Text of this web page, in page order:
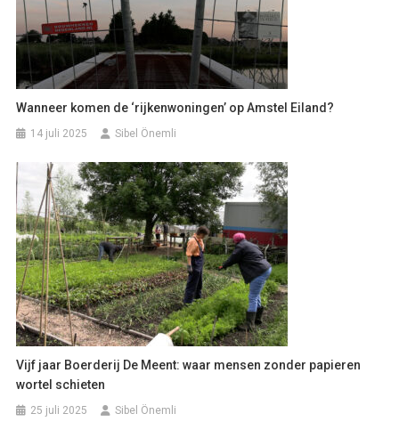
Wanneer komen de ‘rijkenwoningen’ op Amstel Eiland?
14 juli 2025 Sibel Önemli
Vijf jaar Boerderij De Meent: waar mensen zonder papieren
wortel schieten
25 juli 2025 Sibel Önemli